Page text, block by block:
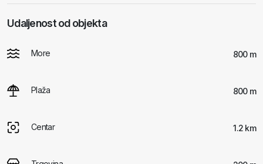
Udaljenost od objekta
More 800 m
Plaža 800 m
Centar 1.2 km